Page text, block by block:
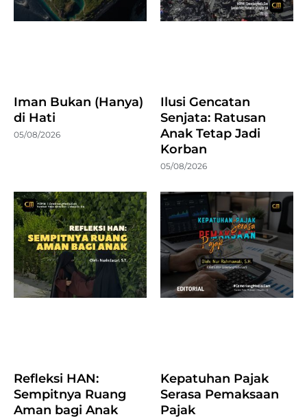
Iman Bukan (Hanya)
di Hati
05/08/2026
Ilusi Gencatan
Senjata: Ratusan
Anak Tetap Jadi
Korban
05/08/2026
Refleksi HAN:
Sempitnya Ruang
Aman bagi Anak
Kepatuhan Pajak
Serasa Pemaksaan
Pajak